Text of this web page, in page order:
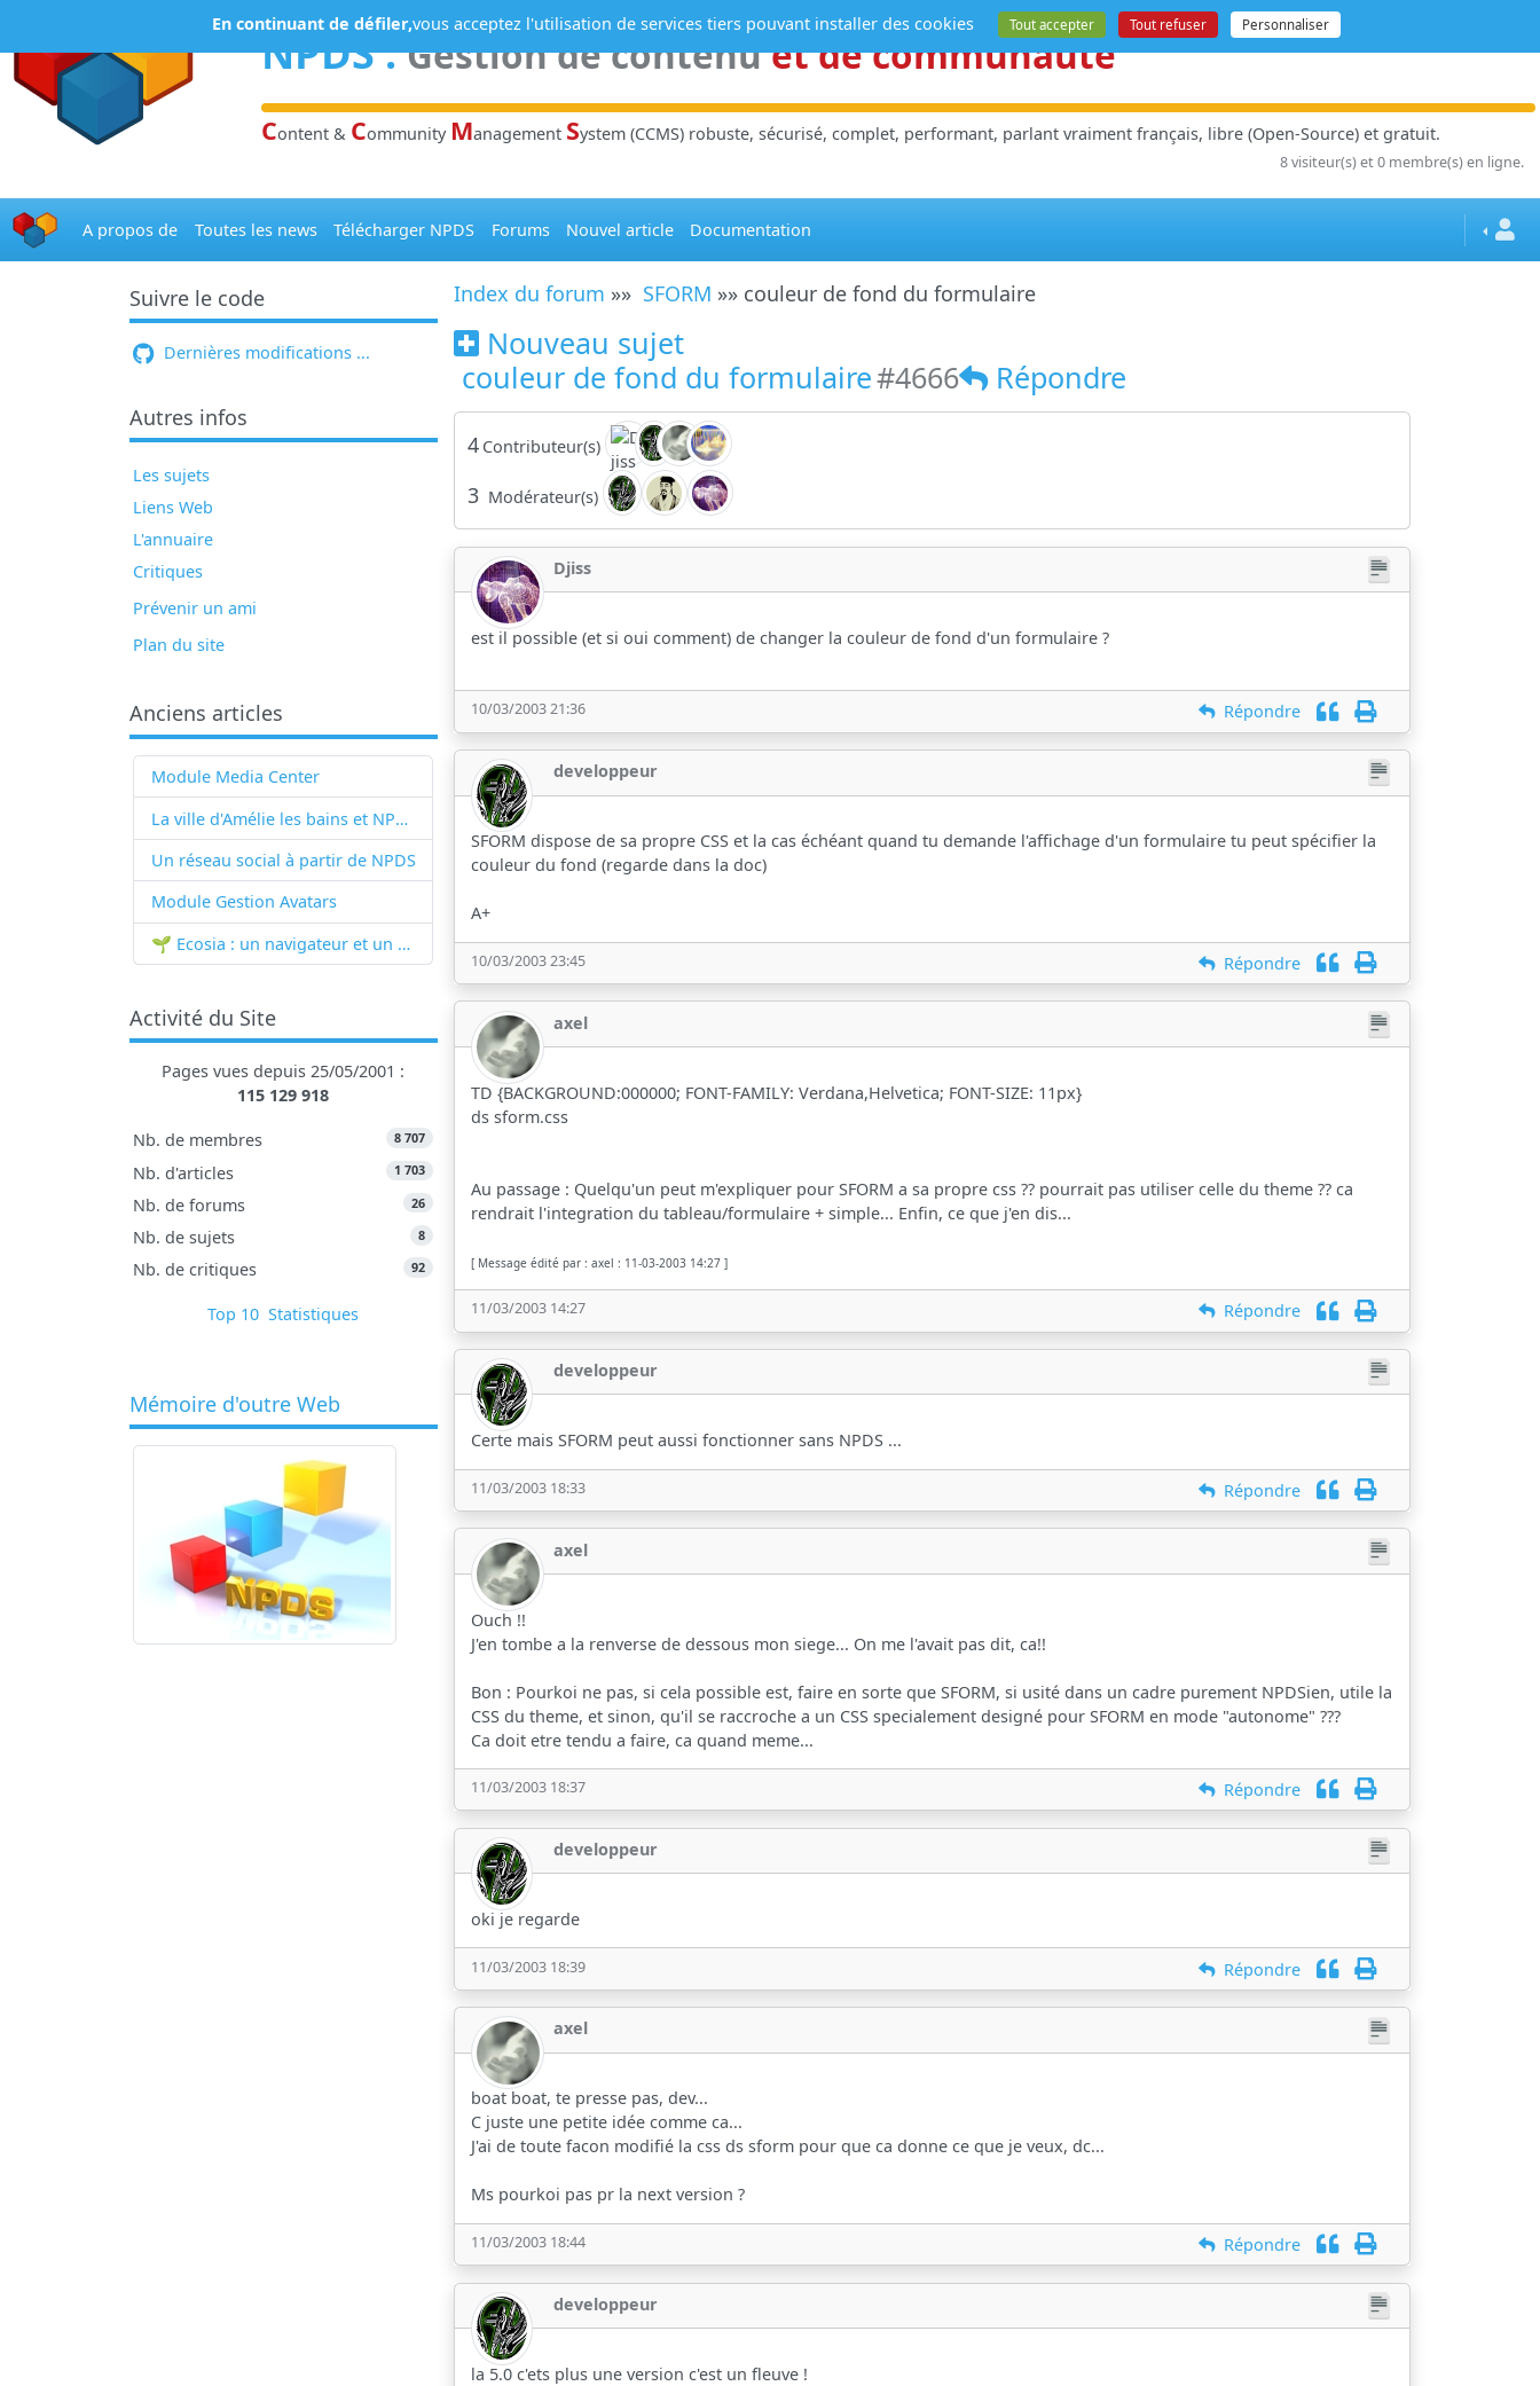
NPDS:Gestion de contenuet de communauté
Content & Community Management System (CCMS) robuste, sécurisé, complet, performant, parlant vraiment français, libre (Open-Source) et gratuit.
8 visiteur(s) et 0 membre(s) en ligne.
A propos de Toutes les news Télécharger NPDS Forums Nouvel article Documentation
Suivre le code
Dernières modifications ...
Autres infos
Les sujets
Liens Web
L'annuaire
Critiques
Prévenir un ami
Plan du site
Anciens articles
Module Media Center
La ville d'Amélie les bains et NPDS
Un réseau social à partir de NPDS
Module Gestion Avatars
🌱 Ecosia : un navigateur et un moteur de recherche qui plantent des arbres !...
Activité du Site
Pages vues depuis 25/05/2001 :
115 129 918
Nb. de membres 8 707
Nb. d'articles 1 703
Nb. de forums 26
Nb. de sujets 8
Nb. de critiques 92
Top 10 Statistiques
Mémoire d'outre Web
Index du forum »» SFORM »» couleur de fond du formulaire
Nouveau sujet
couleur de fond du formulaire#4666 Répondre
4 Contributeur(s)
3 Modérateur(s)
Djiss
est il possible (et si oui comment) de changer la couleur de fond d'un formulaire ?
10/03/2003 21:36 Répondre
developpeur
SFORM dispose de sa propre CSS et la cas échéant quand tu demande l'affichage d'un formulaire tu peut spécifier la
couleur du fond (regarde dans la doc)
A+
10/03/2003 23:45 Répondre
axel
TD {BACKGROUND:000000; FONT-FAMILY: Verdana,Helvetica; FONT-SIZE: 11px}
ds sform.css
Au passage : Quelqu'un peut m'expliquer pour SFORM a sa propre css ?? pourrait pas utiliser celle du theme ?? ca
rendrait l'integration du tableau/formulaire + simple... Enfin, ce que j'en dis...
[ Message édité par : axel : 11-03-2003 14:27 ]
11/03/2003 14:27 Répondre
developpeur
Certe mais SFORM peut aussi fonctionner sans NPDS ...
11/03/2003 18:33 Répondre
axel
Ouch !!
J'en tombe a la renverse de dessous mon siege... On me l'avait pas dit, ca!!
Bon : Pourkoi ne pas, si cela possible est, faire en sorte que SFORM, si usité dans un cadre purement NPDSien, utile la
CSS du theme, et sinon, qu'il se raccroche a un CSS specialement designé pour SFORM en mode "autonome" ???
Ca doit etre tendu a faire, ca quand meme...
11/03/2003 18:37 Répondre
developpeur
oki je regarde
11/03/2003 18:39 Répondre
axel
boat boat, te presse pas, dev...
C juste une petite idée comme ca...
J'ai de toute facon modifié la css ds sform pour que ca donne ce que je veux, dc...
Ms pourkoi pas pr la next version ?
11/03/2003 18:44 Répondre
developpeur
la 5.0 c'ets plus une version c'est un fleuve !
En continuant de défiler,vous acceptez l'utilisation de services tiers pouvant installer des cookies Tout accepter Tout refuser Personnaliser